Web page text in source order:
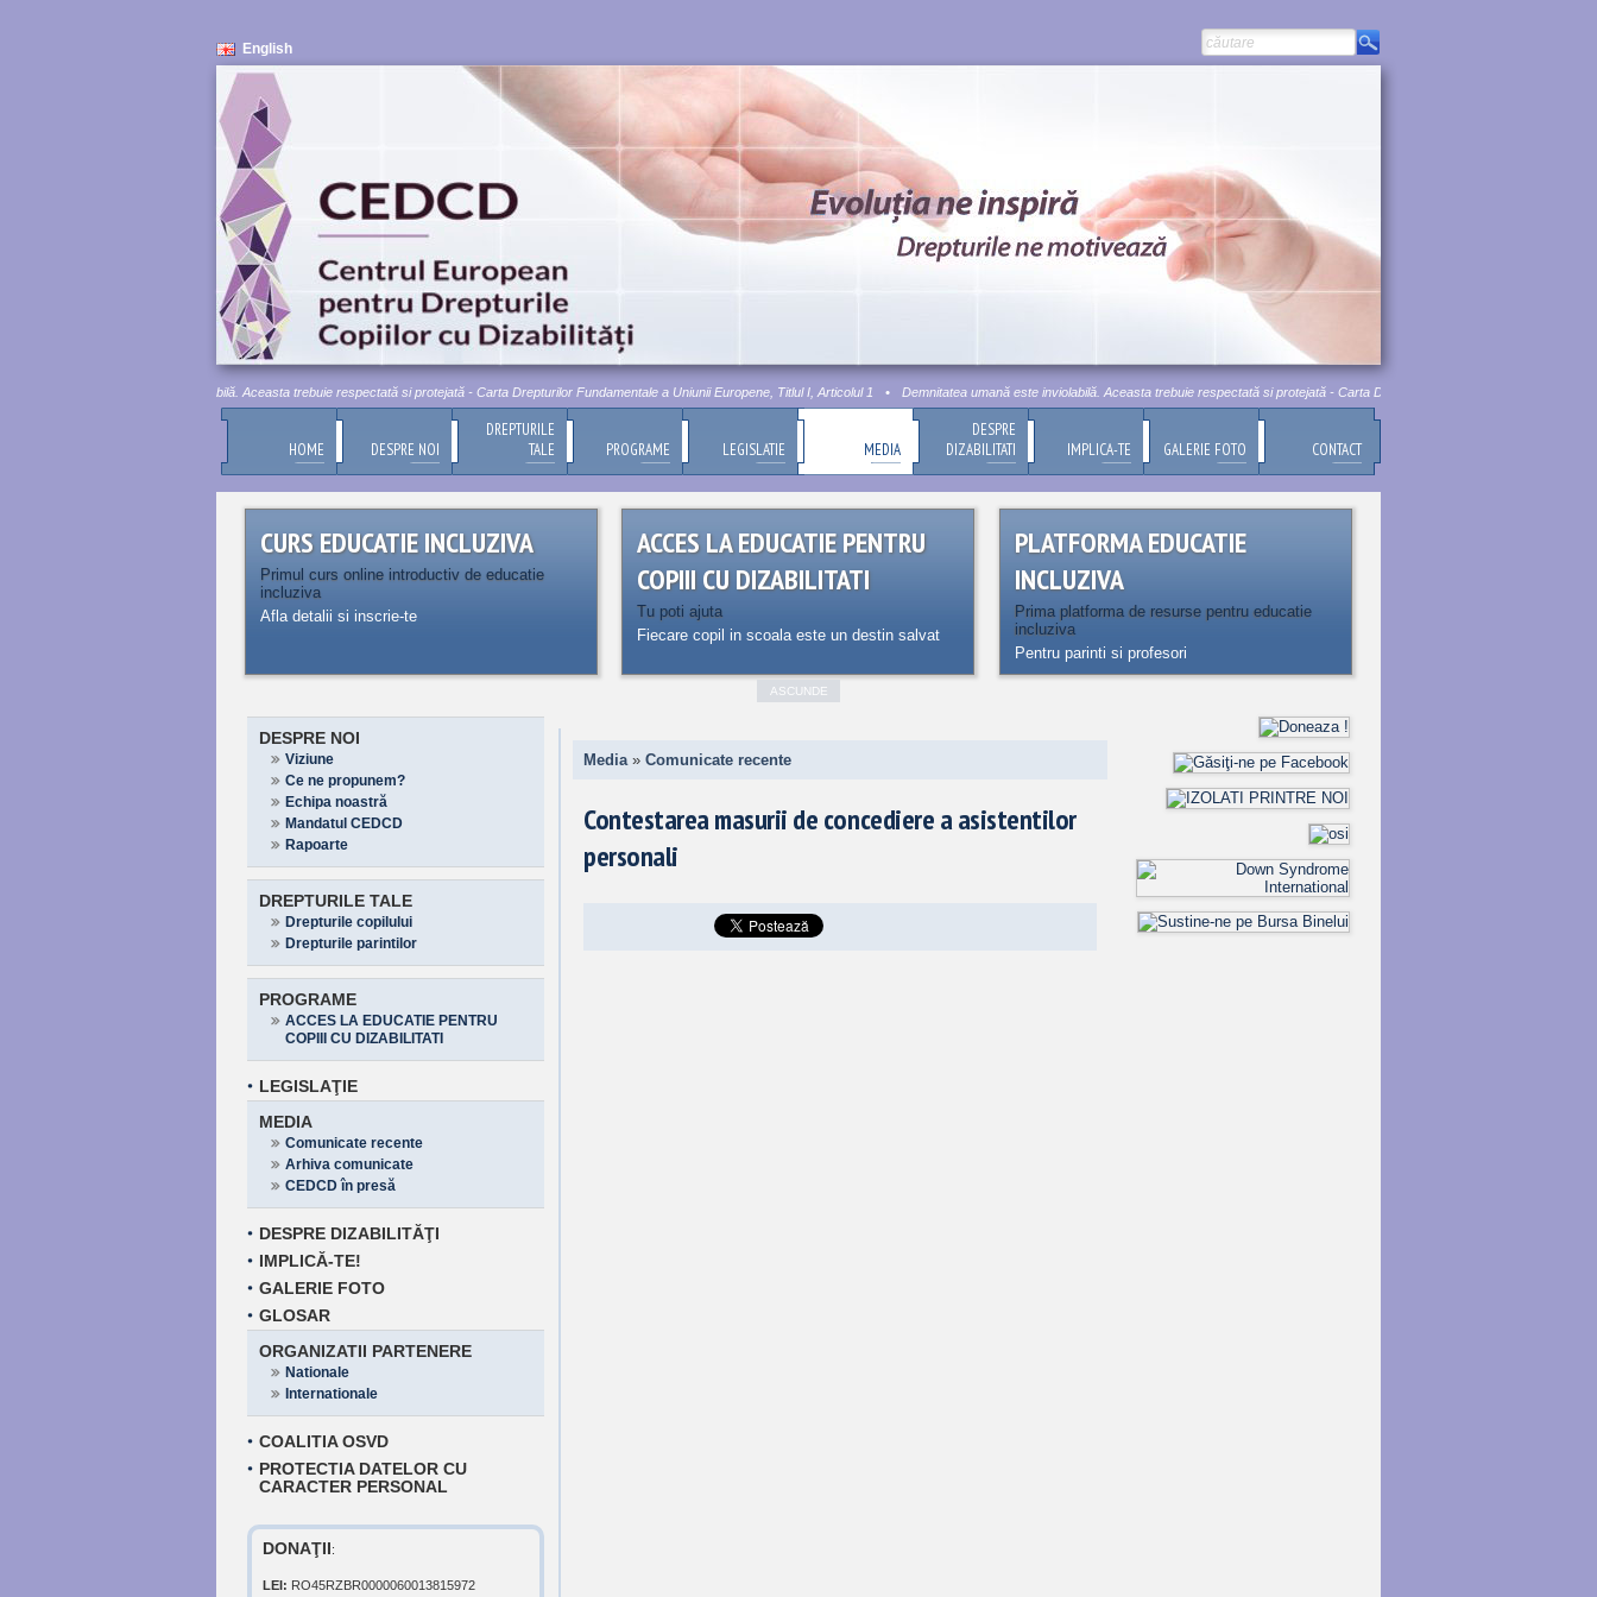
English
Demnitatea umană este inviolabilă. Aceasta trebuie respectată si protejată - Carta Drepturilor Fundamentale a Uniunii Europene, Titlul I, Articolul 1 • Demnitatea umană este inviolabilă. Aceasta trebuie respectată si protejată - Carta Drepturilor Fundamentale a Uniunii
HOME DESPRE NOI
DREPTURILE
TALE
PROGRAME LEGISLATIE MEDIA
DESPRE
DIZABILITATI
IMPLICA-TE GALERIE FOTO CONTACT
CURS EDUCATIE INCLUZIVA
Primul curs online introductiv de educatie
incluziva
Afla detalii si inscrie-te
ACCES LA EDUCATIE PENTRU
COPIII CU DIZABILITATI
Tu poti ajuta
Fiecare copil in scoala este un destin salvat
PLATFORMA EDUCATIE
INCLUZIVA
Prima platforma de resurse pentru educatie
incluziva
Pentru parinti si profesori
ASCUNDE
DESPRE NOI
Viziune
Ce ne propunem?
Echipa noastră
Mandatul CEDCD
Rapoarte
DREPTURILE TALE
Drepturile copilului
Drepturile parintilor
PROGRAME
ACCES LA EDUCATIE PENTRU
COPIII CU DIZABILITATI
LEGISLAŢIE
MEDIA
Comunicate recente
Arhiva comunicate
CEDCD în presă
DESPRE DIZABILITĂŢI
IMPLICĂ-TE!
GALERIE FOTO
GLOSAR
ORGANIZATII PARTENERE
Nationale
Internationale
COALITIA OSVD
PROTECTIA DATELOR CU
CARACTER PERSONAL
DONAŢII:
LEI: RO45RZBR0000060013815972
Media» Comunicate recente
Contestarea masurii de concediere a asistentilor
personali